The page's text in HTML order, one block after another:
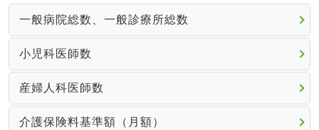
一般病院総数、一般診療所総数
小児科医師数
産婦人科医師数
介護保険料基準額（月額）